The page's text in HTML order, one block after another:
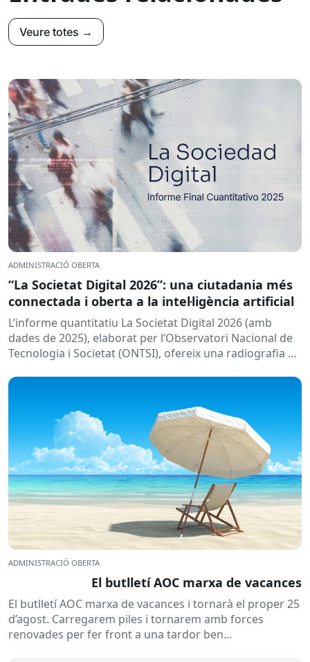
Veure totes →
ADMINISTRACIÓ OBERTA
“La Societat Digital 2026”: una ciutadania més
connectada i oberta a la intel·ligència artificial
L’informe quantitatiu La Societat Digital 2026 (amb
dades de 2025), elaborat per l’Observatori Nacional de
Tecnologia i Societat (ONTSI), ofereix una radiografia de
ADMINISTRACIÓ OBERTA
El butlletí AOC marxa de vacances
El butlletí AOC marxa de vacances i tornarà el proper 25
d’agost. Carregarem piles i tornarem amb forces
renovades per fer front a una tardor ben...